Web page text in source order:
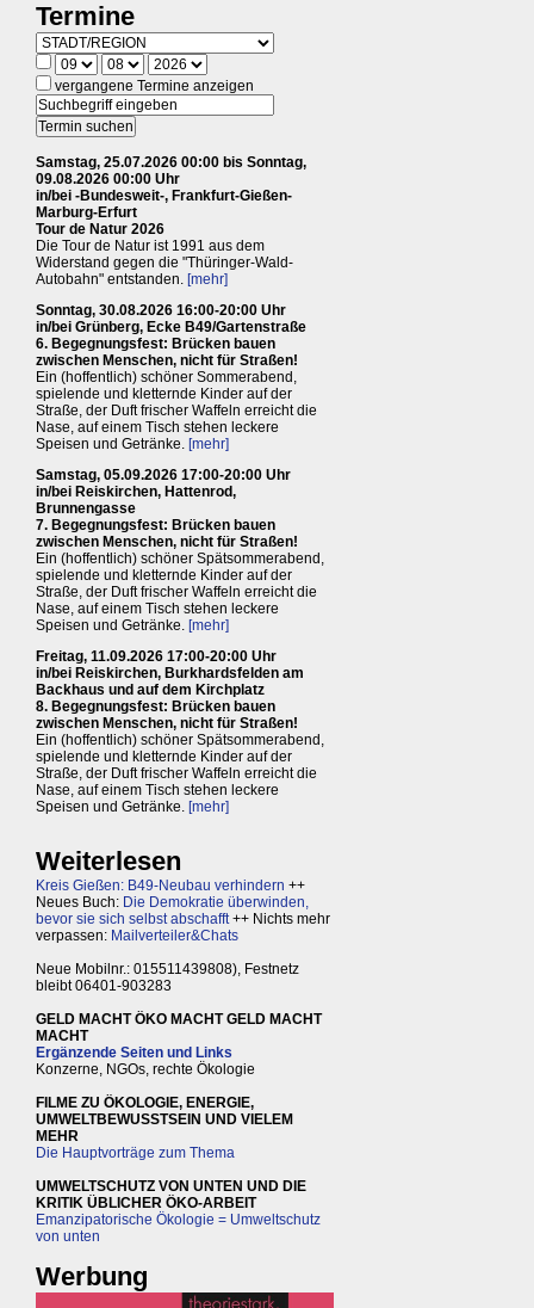
Termine
vergangene Termine anzeigen
Samstag, 25.07.2026 00:00 bis Sonntag,
09.08.2026 00:00 Uhr
in/bei -Bundesweit-, Frankfurt-Gießen-
Marburg-Erfurt
Tour de Natur 2026
Die Tour de Natur ist 1991 aus dem
Widerstand gegen die "Thüringer-Wald-
Autobahn" entstanden. [mehr]
Sonntag, 30.08.2026 16:00-20:00 Uhr
in/bei Grünberg, Ecke B49/Gartenstraße
6. Begegnungsfest: Brücken bauen
zwischen Menschen, nicht für Straßen!
Ein (hoffentlich) schöner Sommerabend,
spielende und kletternde Kinder auf der
Straße, der Duft frischer Waffeln erreicht die
Nase, auf einem Tisch stehen leckere
Speisen und Getränke. [mehr]
Samstag, 05.09.2026 17:00-20:00 Uhr
in/bei Reiskirchen, Hattenrod,
Brunnengasse
7. Begegnungsfest: Brücken bauen
zwischen Menschen, nicht für Straßen!
Ein (hoffentlich) schöner Spätsommerabend,
spielende und kletternde Kinder auf der
Straße, der Duft frischer Waffeln erreicht die
Nase, auf einem Tisch stehen leckere
Speisen und Getränke. [mehr]
Freitag, 11.09.2026 17:00-20:00 Uhr
in/bei Reiskirchen, Burkhardsfelden am
Backhaus und auf dem Kirchplatz
8. Begegnungsfest: Brücken bauen
zwischen Menschen, nicht für Straßen!
Ein (hoffentlich) schöner Spätsommerabend,
spielende und kletternde Kinder auf der
Straße, der Duft frischer Waffeln erreicht die
Nase, auf einem Tisch stehen leckere
Speisen und Getränke. [mehr]
Weiterlesen
Kreis Gießen: B49-Neubau verhindern ++
Neues Buch: Die Demokratie überwinden,
bevor sie sich selbst abschafft++ Nichts mehr
verpassen: Mailverteiler&Chats
Neue Mobilnr.: 015511439808), Festnetz
bleibt 06401-903283
GELD MACHT ÖKO MACHT GELD MACHT
MACHT
Ergänzende Seiten und Links
Konzerne, NGOs, rechte Ökologie
FILME ZU ÖKOLOGIE, ENERGIE,
UMWELTBEWUSSTSEIN UND VIELEM
MEHR
Die Hauptvorträge zum Thema
UMWELTSCHUTZ VON UNTEN UND DIE
KRITIK ÜBLICHER ÖKO-ARBEIT
Emanzipatorische Ökologie = Umweltschutz
von unten
Werbung